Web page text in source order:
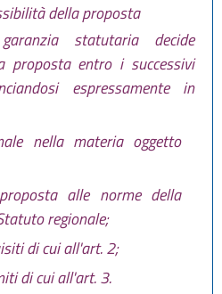
della proposta
statutaria decide
proposta entro i successivi
espressamente in
nella materia oggetto
alle norme della
regionale;
di cui all'art. 2;
di cui all'art. 3.